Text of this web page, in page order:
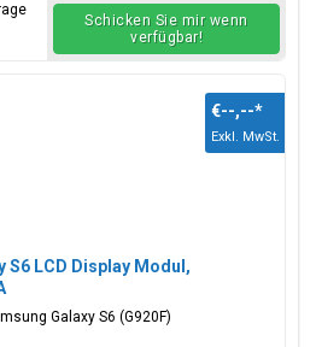
Schicken Sie mir wenn
verfügbar!
S6 LCD Display Modul,
Galaxy S6 (G920F)
€--,--*
Exkl. MwSt.